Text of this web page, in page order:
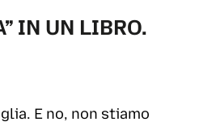
IN UN LIBRO.
E no, non stiamo